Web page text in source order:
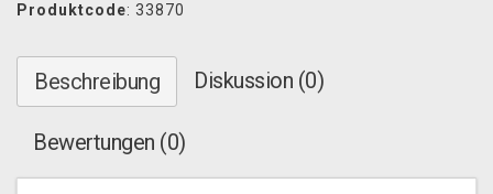
Produktcode: 33870
Beschreibung Diskussion (0)
Bewertungen (0)